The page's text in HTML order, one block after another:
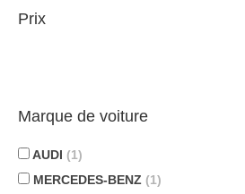
Prix
Marque de voiture
AUDI (1)
MERCEDES-BENZ (1)